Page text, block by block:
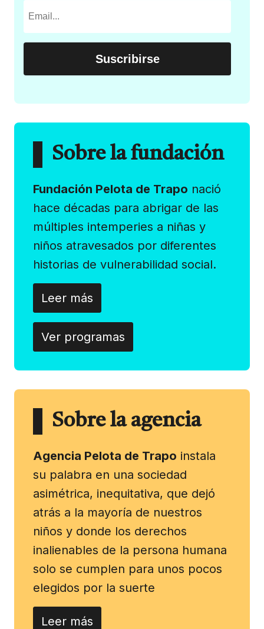
Sobre la fundación
Fundación Pelota de Trapo nació
hace décadas para abrigar de las
múltiples intemperies a niñas y
niños atravesados por diferentes
historias de vulnerabilidad social.
Leer más
Ver programas
Sobre la agencia
Agencia Pelota de Trapo instala
su palabra en una sociedad
asimétrica, inequitativa, que dejó
atrás a la mayoría de nuestros
niños y donde los derechos
inalienables de la persona humana
solo se cumplen para unos pocos
elegidos por la suerte
Leer más